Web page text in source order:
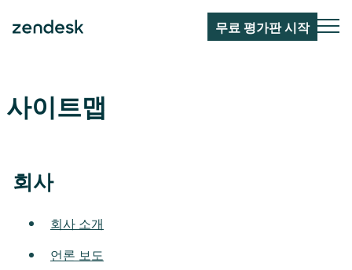
무료 평가판 시작
사이트맵
회사
회사 소개
언론 보도